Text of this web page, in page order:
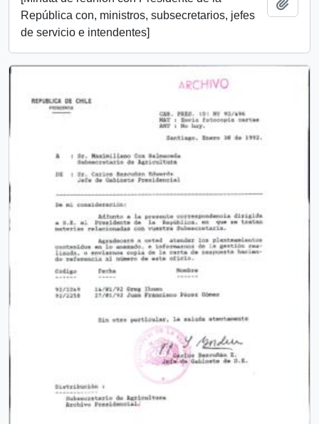
República con, ministros, subsecretarios, jefes
de servicio e intendentes]